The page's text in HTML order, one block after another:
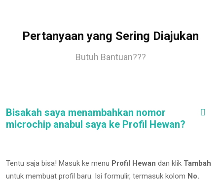
Pertanyaan yang Sering Diajukan
Butuh Bantuan???
Bisakah saya menambahkan nomor
microchip anabul saya ke Profil Hewan?
Tentu saja bisa! Masuk ke menu Profil Hewan dan klik Tambah
untuk membuat profil baru. Isi formulir, termasuk kolom No.